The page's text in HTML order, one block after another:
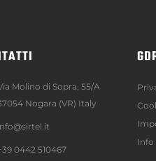
Molino di Sopra, 55/A
Nogara (VR) Italy
0442 510467
Info